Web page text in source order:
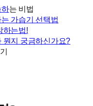
하는 비법
가습기 선택법
하는법!
뭔지 궁금하신가요?